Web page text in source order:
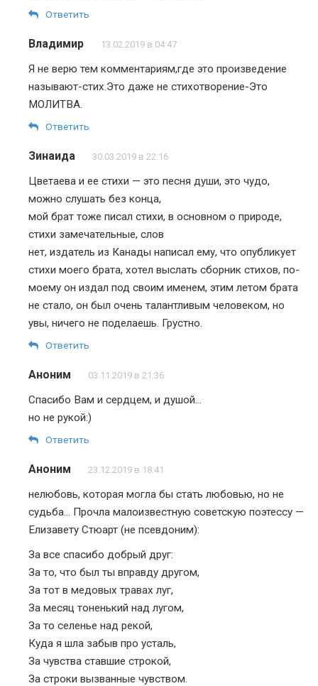
Ответить
Владимир 13.02.2019 в 04:47
Я не верю тем комментариям,где это произведение
называют-стих.Это даже не стихотворение-Это
МОЛИТВА.
Ответить
Зинаида 30.03.2019 в 22:16
Цветаева и ее стихи — это песня души, это чудо,
можно слушать без конца,
мой брат тоже писал стихи, в основном о природе,
стихи замечательные, слов
нет, издатель из Канады написал ему, что опубликует
стихи моего брата, хотел выслать сборник стихов, по-
моему он издал под своим именем, этим летом брата
не стало, он был очень талантливым человеком, но
увы, ничего не поделаешь. Грустно.
Ответить
Аноним 03.11.2019 в 21:36
Спасибо Вам и сердцем, и душой…
но не рукой:)
Ответить
Аноним 23.12.2019 в 18:41
нелюбовь, которая могла бы стать любовью, но не
судьба… Прочла малоизвестную советскую поэтессу —
Елизавету Стюарт (не псевдоним):
За все спасибо добрый друг:
За то, что был ты вправду другом,
За тот в медовых травах луг,
За месяц тоненький над лугом,
За то селенье над рекой,
Куда я шла забыв про усталь,
За чувства ставшие строкой,
За строки вызванные чувством.